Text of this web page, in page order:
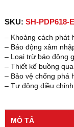
SKU: SH-PDP618-
– Khoảng cách phát
– Báo động xâm
– Loại trừ báo động
– Thiết kế buồng
– Bảo vệ chống phá
– Tự động điều
MÔ TẢ